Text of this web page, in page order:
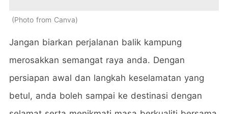
Photo from Canva
Jangan biarkan perjalanan balik kampung
merosakkan semangat raya anda. Dengan
persiapan awal dan langkah keselamatan yang
betul, anda boleh sampai ke destinasi dengan